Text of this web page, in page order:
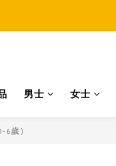
男士 女士
歲）